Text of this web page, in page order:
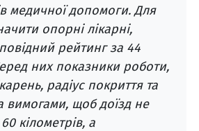
медичної допомоги. Для
опорні лікарні,
рейтинг за 44
них показники роботи,
радіус покриття та
вимогами, щоб доїзд не
кілометрів, а